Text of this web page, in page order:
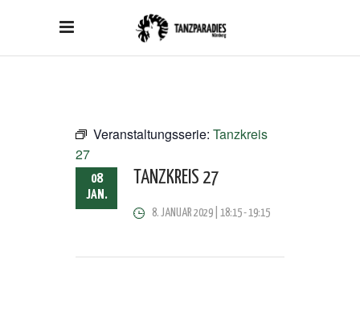
Veranstaltungsserie: Tanzkreis
27
08
JAN.
TANZKREIS 27
8. JANUAR 2029 | 18:15-19:15